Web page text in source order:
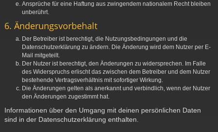
Ansprüche für eine Haftung aus zwingendem nationalem Recht bleiben
unberührt.
6. Änderungsvorbehalt
Der Betreiber ist berechtigt, die Nutzungsbedingungen und die
Datenschutzerklärung zu ändern. Die Änderung wird dem Nutzer per E-
Mail mitgeteilt.
Der Nutzer ist berechtigt, den Änderungen zu widersprechen. Im Falle
des Widerspruchs erlischt das zwischen dem Betreiber und dem Nutzer
bestehende Vertragsverhältnis mit sofortiger Wirkung.
Die Änderungen gelten als anerkannt und verbindlich, wenn der Nutzer
den Änderungen zugestimmt hat.
Informationen über den Umgang mit deinen persönlichen Daten
sind in der Datenschutzerklärung enthalten.